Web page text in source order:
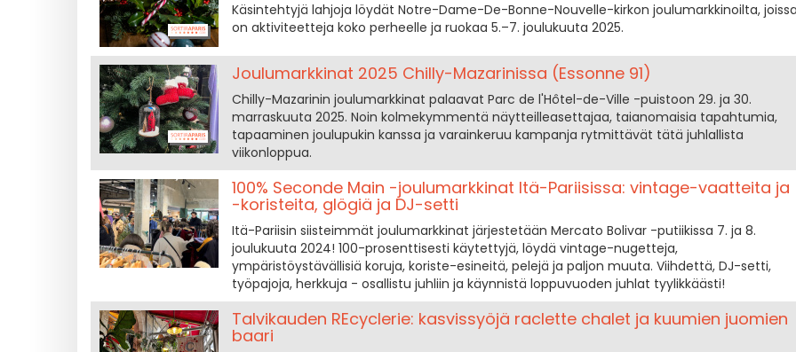
Käsintehtyjä lahjoja löydät Notre-Dame-De-Bonne-Nouvelle-kirkon joulumarkkinoilta,
on aktiviteetteja koko perheelle ja ruokaa 5.–7. joulukuuta 2025.
Joulumarkkinat 2025 Chilly-Mazarinissa (Essonne 91)
Chilly-Mazarinin joulumarkkinat palaavat Parc de l'Hôtel-de-Ville -puistoon 29. ja 30.
marraskuuta 2025. Noin kolmekymmentä näytteilleasettajaa, taianomaisia tapahtumia,
tapaaminen joulupukin kanssa ja varainkeruu kampanja rytmittävät tätä juhlallista
viikonloppua.
100% Seconde Main -joulumarkkinat Itä-Pariisissa: vintage-vaatteita ja
-koristeita, glögiä ja DJ-setti
Itä-Pariisin siisteimmät joulumarkkinat järjestetään Mercato Bolivar -putiikissa 7. ja 8.
joulukuuta 2024! 100-prosenttisesti käytettyjä, löydä vintage-nugetteja,
ympäristöystävällisiä koruja, koriste-esineitä, pelejä ja paljon muuta. Viihdettä, DJ-setti,
työpajoja, herkkuja - osallistu juhliin ja käynnistä loppuvuoden juhlat tyylikkäästi!
Talvikauden REcyclerie: kasvissyöjä raclette chalet ja kuumien juomien
baari